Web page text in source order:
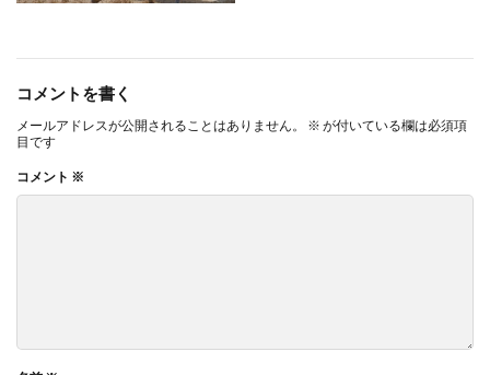
コメントを書く
メールアドレスが公開されることはありません。 ※ が付いている欄は必須項
目です
コメント ※